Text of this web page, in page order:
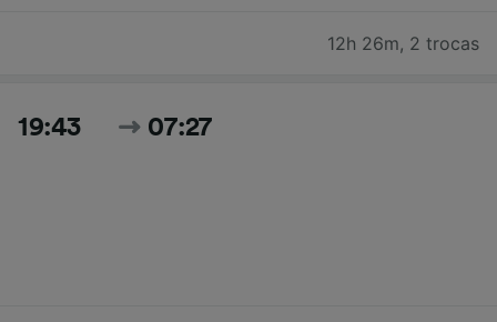
12h 26m, 2 trocas
19:43 07:27